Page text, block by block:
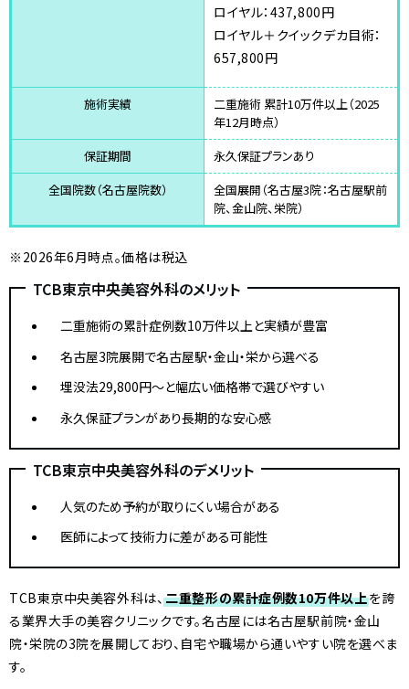
ロイヤル：437,800円
ロイヤル＋クイックデカ目術：
657,800円
施術実績
二重施術 累計10万件以上（2025
年12月時点）
保証期間
永久保証プランあり
全国院数（名古屋院数）
全国展開（名古屋3院：名古屋駅前
院、金山院、栄院）
※2026年6月時点。価格は税込
TCB東京中央美容外科のメリット
二重施術の累計症例数10万件以上と実績が豊富
名古屋3院展開で名古屋駅・金山・栄から選べる
埋没法29,800円〜と幅広い価格帯で選びやすい
永久保証プランがあり長期的な安心感
TCB東京中央美容外科のデメリット
人気のため予約が取りにくい場合がある
医師によって技術力に差がある可能性
TCB東京中央美容外科は、二重整形の累計症例数10万件以上を誇
る業界大手の美容クリニックです。名古屋には名古屋駅前院・金山
院・栄院の3院を展開しており、自宅や職場から通いやすい院を選べま
す。